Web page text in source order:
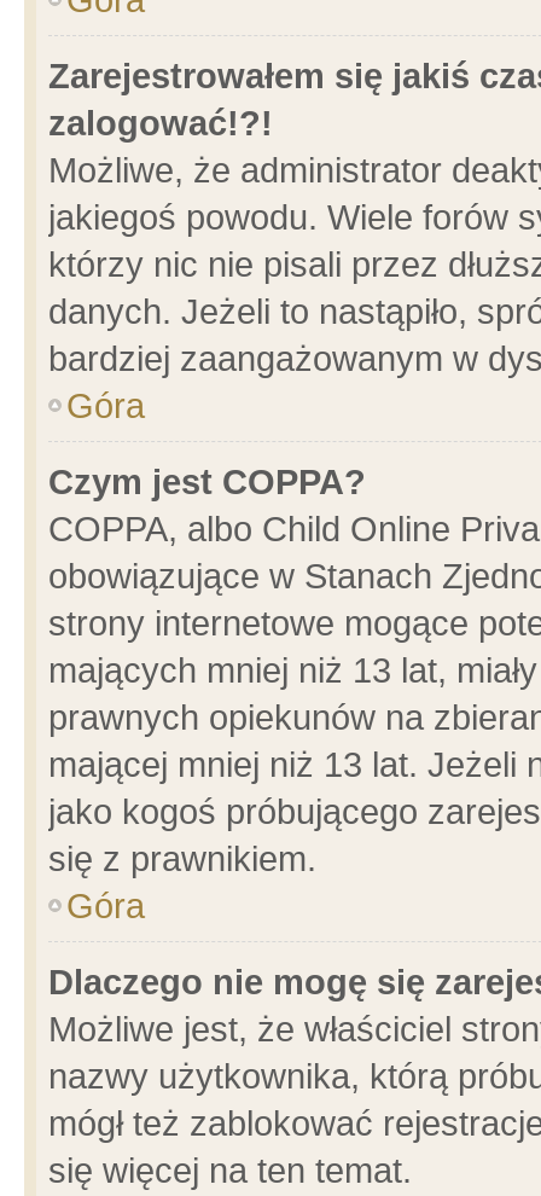
Zarejestrowałem się jakiś
zalogować!?!
Możliwe, że administrator
jakiegoś powodu. Wiele forów
którzy nic nie pisali przez
danych. Jeżeli to nastąpiło,
bardziej zaangażowanym w
Góra
Czym jest COPPA?
COPPA, albo Child Online
obowiązujące w Stanach
strony internetowe mogące
mających mniej niż 13 lat,
prawnych opiekunów na
mającej mniej niż 13 lat. Jeżeli
jako kogoś próbującego
się z prawnikiem.
Góra
Dlaczego nie mogę się
Możliwe jest, że właściciel
nazwy użytkownika, którą
mógł też zablokować
się więcej na ten temat.